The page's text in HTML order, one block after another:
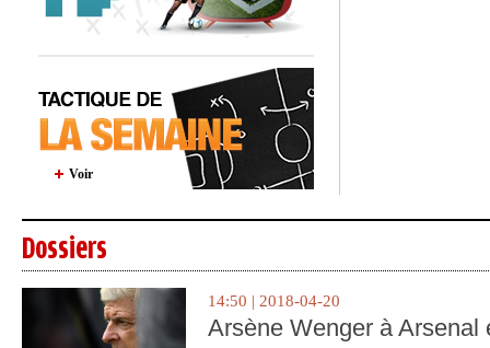
Voir
Dossiers
14:50 | 2018-04-20
Arsène Wenger à Arsenal